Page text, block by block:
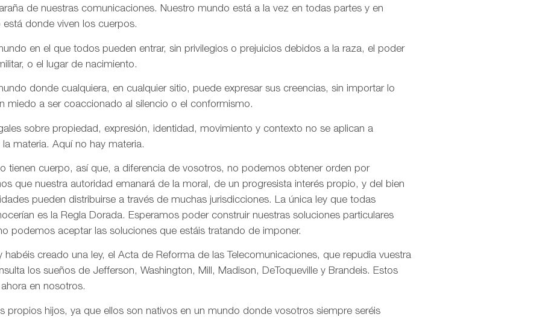
de nuestras comunicaciones. Nuestro mundo está a la vez en todas partes y en
donde viven los cuerpos.
en el que todos pueden entrar, sin privilegios o prejuicios debidos a la raza, el poder
o el lugar de nacimiento.
donde cualquiera, en cualquier sitio, puede expresar sus creencias, sin importar lo
miedo a ser coaccionado al silencio o el conformismo.
sobre propiedad, expresión, identidad, movimiento y contexto no se aplican a
materia. Aquí no hay materia.
tienen cuerpo, así que, a diferencia de vosotros, no podemos obtener orden por
que nuestra autoridad emanará de la moral, de un progresista interés propio, y del bien
pueden distribuirse a través de muchas jurisdicciones. La única ley que todas
es la Regla Dorada. Esperamos poder construir nuestras soluciones particulares
podemos aceptar las soluciones que estáis tratando de imponer.
habéis creado una ley, el Acta de Reforma de las Telecomunicaciones, que repudia vuestra
los sueños de Jefferson, Washington, Mill, Madison, DeToqueville y Brandeis. Estos
en nosotros.
propios hijos, ya que ellos son nativos en un mundo donde vosotros siempre seréis